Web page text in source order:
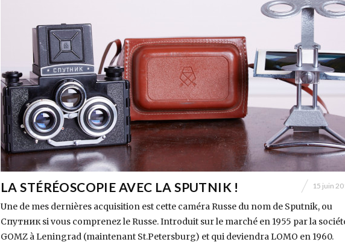
LA STÉRÉOSCOPIE AVEC LA SPUTNIK ! 15 juin
Une de mes dernières acquisition est cette caméra Russe du nom de Sputnik, ou
Спутник si vous comprenez le Russe. Introduit sur le marché en 1955 par la
GOMZ à Leningrad (maintenant St.Petersburg) et qui deviendra LOMO en 1960.